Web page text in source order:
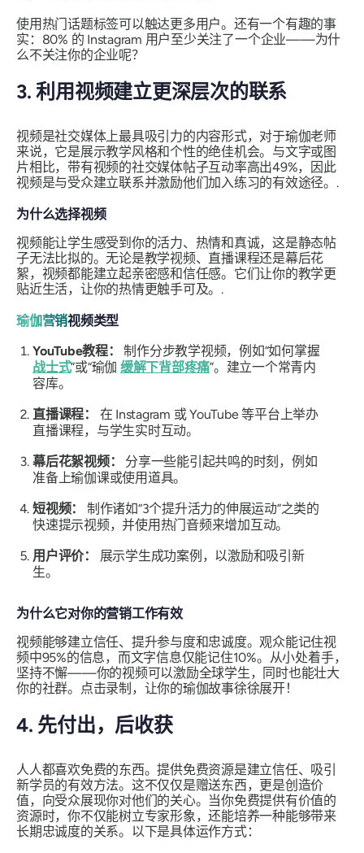
使用热门话题标签可以触达更多用户。还有一个有趣的事
实：80% 的 Instagram 用户至少关注了一个企业——为什
么不关注你的企业呢？
3. 利用视频建立更深层次的联系
视频是社交媒体上最具吸引力的内容形式，对于瑜伽老师
来说，它是展示教学风格和个性的绝佳机会。与文字或图
片相比，带有视频的社交媒体帖子互动率高出49%，因此
视频是与受众建立联系并激励他们加入练习的有效途径。.
为什么选择视频
视频能让学生感受到你的活力、热情和真诚，这是静态帖
子无法比拟的。无论是教学视频、直播课程还是幕后花
絮，视频都能建立起亲密感和信任感。它们让你的教学更
贴近生活，让你的热情更触手可及。.
瑜伽营销视频类型
YouTube教程：
制作分步教学视频，例如“如何掌握
战士式”或“瑜伽 缓解下背部疼痛”。建立一个常青内
容库。
直播课程：
在 Instagram 或 YouTube 等平台上举办
直播课程，与学生实时互动。
幕后花絮视频：
分享一些能引起共鸣的时刻，例如
准备上瑜伽课或使用道具。
短视频：
制作诸如“3个提升活力的伸展运动”之类的
快速提示视频，并使用热门音频来增加互动。
用户评价：
展示学生成功案例，以激励和吸引新
生。
为什么它对你的营销工作有效
视频能够建立信任、提升参与度和忠诚度。观众能记住视
频中95%的信息，而文字信息仅能记住10%。从小处着手，
坚持不懈——你的视频可以激励全球学生，同时也能壮大
你的社群。点击录制，让你的瑜伽故事徐徐展开！
4. 先付出，后收获
人人都喜欢免费的东西。提供免费资源是建立信任、吸引
新学员的有效方法。这不仅仅是赠送东西，更是创造价
值，向受众展现你对他们的关心。当你免费提供有价值的
资源时，你不仅能树立专家形象，还能培养一种能够带来
长期忠诚度的关系。以下是具体运作方式：